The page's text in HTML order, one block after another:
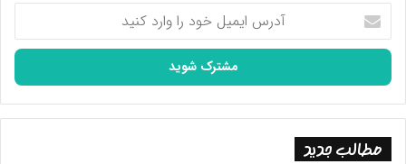
آدرس
ایمیل
خود
وارد
کنید
مطالب جدید